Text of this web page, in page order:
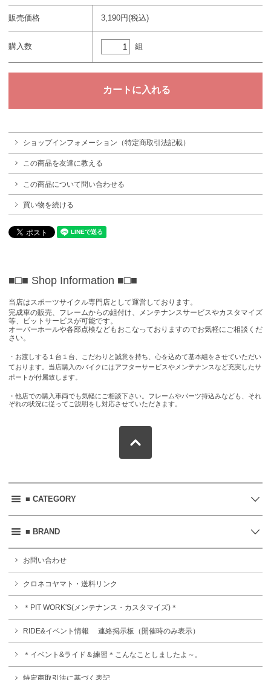
販売価格 3,190円(税込)
購入数 組
ショップインフォメーション（特定商取引法記載）
この商品を友達に教える
この商品について問い合わせる
買い物を続ける
■□■ Shop Information ■□■
当店はスポーツサイクル専門店として運営しております。
完成車の販売、フレームからの組付け、メンテナンスサービスやカスタマイズ
等、ピットサービスが可能です。
オーバーホールや各部点検などもおこなっておりますのでお気軽にご相談くだ
さい。
・お渡しする１台１台、こだわりと誠意を持ち、心を込めて基本組をさせていただい
ております。当店購入のバイクにはアフターサービスやメンテナンスなど充実したサ
ポートが付属致します。
・他店での購入車両でも気軽にご相談下さい。フレームやパーツ持込みなども、それ
ぞれの状況に従ってご説明をし対応させていただきます。
■ CATEGORY
■ BRAND
お問い合わせ
クロネコヤマト・送料リンク
＊PIT WORK'S(メンテナンス・カスタマイズ)＊
RIDE&イベント情報 連絡掲示板（開催時のみ表示）
＊イベント&ライド＆練習＊こんなことしましたよ～。
特定商取引法に基づく表記